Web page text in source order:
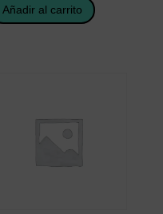
Añadir al carrito